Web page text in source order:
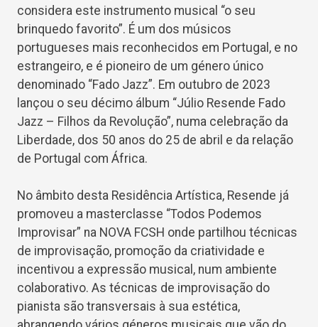
considera este instrumento musical “o seu
brinquedo favorito”. É um dos músicos
portugueses mais reconhecidos em Portugal, e no
estrangeiro, e é pioneiro de um género único
denominado “Fado Jazz”. Em outubro de 2023
lançou o seu décimo álbum “Júlio Resende Fado
Jazz – Filhos da Revolução”, numa celebração da
Liberdade, dos 50 anos do 25 de abril e da relação
de Portugal com África.
No âmbito desta Residência Artística, Resende já
promoveu a masterclasse “Todos Podemos
Improvisar” na NOVA FCSH onde partilhou técnicas
de improvisação, promoção da criatividade e
incentivou a expressão musical, num ambiente
colaborativo. As técnicas de improvisação do
pianista são transversais à sua estética,